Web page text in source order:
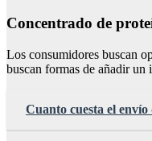
Concentrado de
Los consumidores buscan
buscan formas de añadir un
Cuanto cuesta el envío